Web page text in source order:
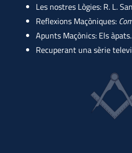
Les nostres Lògies: R. L.
Reflexions Maçòniques:
Apunts Maçònics: Els àpats.
Recuperant una sèrie